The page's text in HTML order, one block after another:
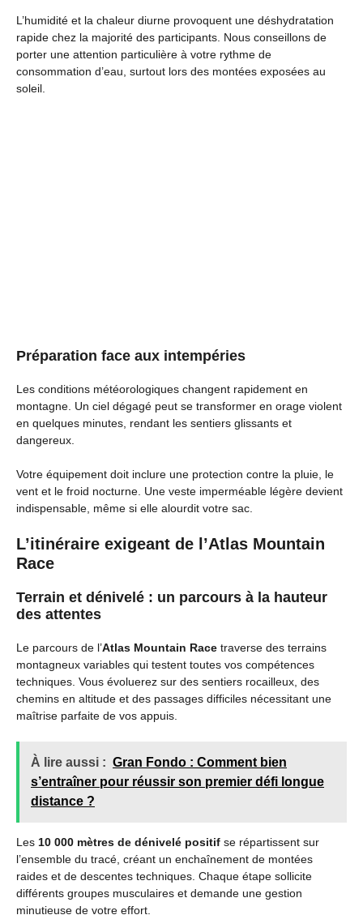
L’humidité et la chaleur diurne provoquent une déshydratation
rapide chez la majorité des participants. Nous conseillons de
porter une attention particulière à votre rythme de
consommation d’eau, surtout lors des montées exposées au
soleil.
Préparation face aux intempéries
Les conditions météorologiques changent rapidement en
montagne. Un ciel dégagé peut se transformer en orage violent
en quelques minutes, rendant les sentiers glissants et
dangereux.
Votre équipement doit inclure une protection contre la pluie, le
vent et le froid nocturne. Une veste imperméable légère devient
indispensable, même si elle alourdit votre sac.
L’itinéraire exigeant de l’Atlas Mountain
Race
Terrain et dénivelé : un parcours à la hauteur
des attentes
Le parcours de l’Atlas Mountain Race traverse des terrains
montagneux variables qui testent toutes vos compétences
techniques. Vous évoluerez sur des sentiers rocailleux, des
chemins en altitude et des passages difficiles nécessitant une
maîtrise parfaite de vos appuis.
À lire aussi : Gran Fondo : Comment bien
s’entraîner pour réussir son premier défi longue
distance ?
Les 10 000 mètres de dénivelé positif se répartissent sur
l’ensemble du tracé, créant un enchaînement de montées
raides et de descentes techniques. Chaque étape sollicite
différents groupes musculaires et demande une gestion
minutieuse de votre effort.